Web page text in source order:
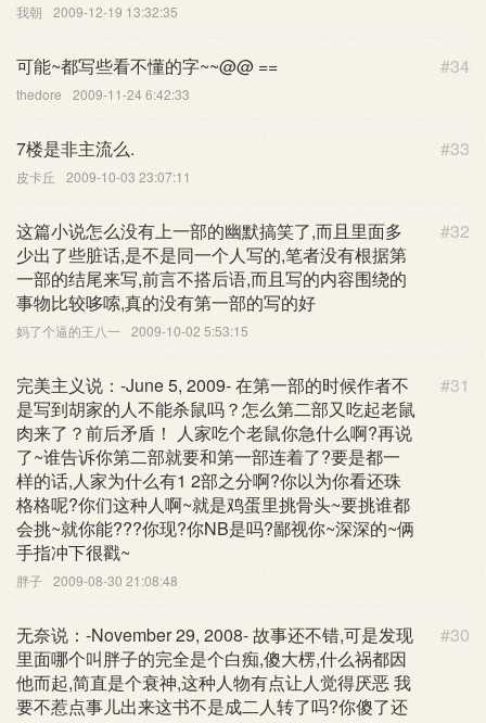
我朝 2009-12-19 13:32:35
#34
可能~都写些看不懂的字~~@@ ==
thedore 2009-11-24 6:42:33
#33
7楼是非主流么.
皮卡丘 2009-10-03 23:07:11
#32
这篇小说怎么没有上一部的幽默搞笑了,而且里面多
少出了些脏话,是不是同一个人写的,笔者没有根据第
一部的结尾来写,前言不搭后语,而且写的内容围绕的
事物比较哆嗦,真的没有第一部的写的好
妈了个逼的王八一 2009-10-02 5:53:15
#31
完美主义说：-June 5, 2009- 在第一部的时候作者不
是写到胡家的人不能杀鼠吗？怎么第二部又吃起老鼠
肉来了？前后矛盾！ 人家吃个老鼠你急什么啊?再说
了~谁告诉你第二部就要和第一部连着了?要是都一
样的话,人家为什么有1 2部之分啊?你以为你看还珠
格格呢?你们这种人啊~就是鸡蛋里挑骨头~要挑谁都
会挑~就你能???你现?你NB是吗?鄙视你~深深的~俩
手指冲下很戳~
胖子 2009-08-30 21:08:48
#30
无奈说：-November 29, 2008- 故事还不错,可是发现
里面哪个叫胖子的完全是个白痴,傻大楞,什么祸都因
他而起,简直是个衰神,这种人物有点让人觉得厌恶 我
要不惹点事儿出来这书不是成二人转了吗?你傻了还